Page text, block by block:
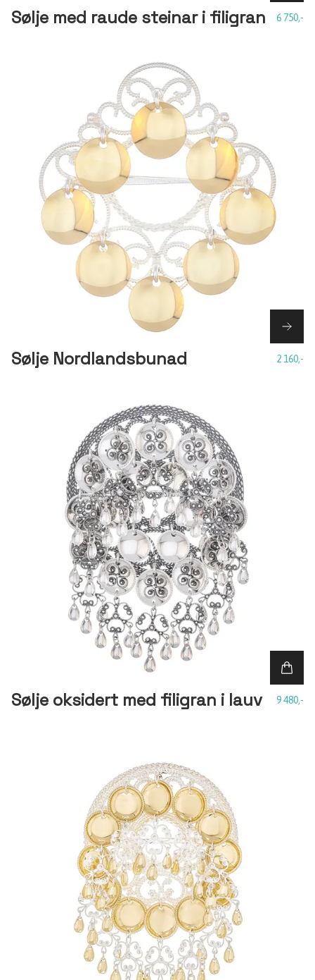
Sølje med raude steinar i filigran 6 750,-
Sølje Nordlandsbunad 2 160,-
Sølje oksidert med filigran i lauv 9 480,-